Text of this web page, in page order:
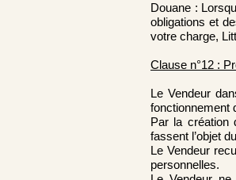
Douane :
obligations et
votre charge,
Clause n°12 :
Le Vendeur
fonctionnement
Par la création
fassent l’objet
Le Vendeur
personnelles.